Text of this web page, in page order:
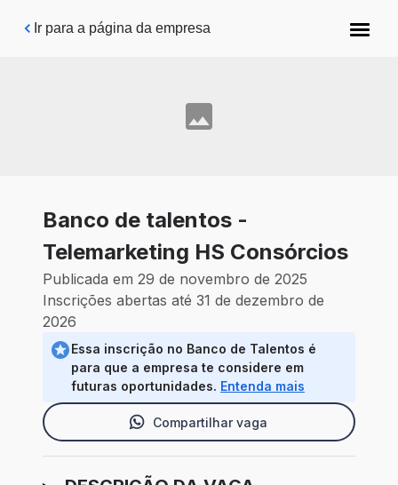
Pular para o conteúdo principal
Ir para a página da empresa
Banco de talentos -
Telemarketing HS Consórcios
Publicada em 29 de novembro de 2025
Inscrições abertas até 31 de dezembro de
2026
Essa inscrição no Banco de Talentos é
para que a empresa te considere em
futuras oportunidades. Entenda mais
Compartilhar vaga
Ir para candidatura